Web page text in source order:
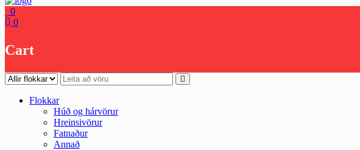
0
0
Cart
Flokkar
Húð og hárvörur
Hreinsivörur
Fatnaður
Annað